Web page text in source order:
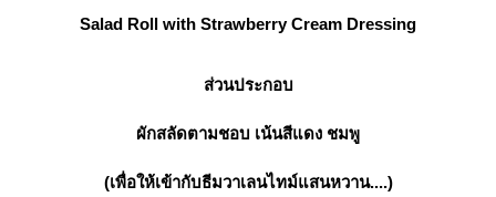
Salad Roll with Strawberry Cream Dressing
ส่วนประกอบ
ผักสลัดตามชอบ เน้นสีแดง ชมพู
(เพื่อให้เข้ากับธีมวาเลนไทม์แสนหวาน....)